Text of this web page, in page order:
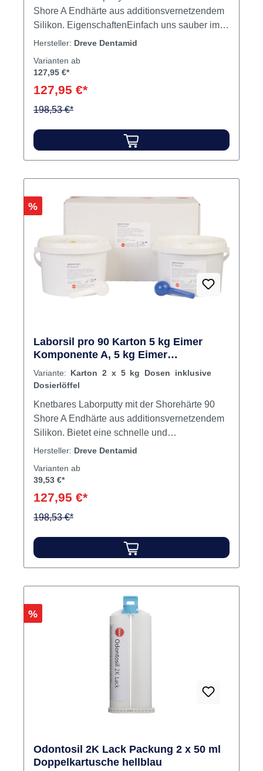
Shore A Endhärte aus additionsvernetzendem
Silikon. EigenschaftenEinfach uns sauber im
Verhältnis 1:1 anmischbarGeschmeidige,
Abformung und exakte
Einsatzgebiete: Vowälle, Einbett- und
Isoliermaterial für Kunststoffzähne beu der
Silikon
Hersteller: Dreve Dentamid
Varianten ab
127,95 €*
127,95 €*
198,53 €*
Rabatt
%
Laborsil pro 90 Karton 5 kg Eimer
Komponente A, 5 kg Eimer
Komponente B
Variante: Karton 2 x 5 kg Dosen inklusive
Dosierlöffel
Knetbares Laborputty mit der Shorehärte 90
Shore A Endhärte aus additionsvernetzendem
Silikon. Bietet eine schnelle und
bruchresistente Alternative zur Verwendung
Verhältnis 1:1 anmischbarGeschmeidige,
Abformung und exakte
DetailwiedergabeKochfest bis > 200 °C
Isoliermaterial für Kunststoffzähne beu der
Kürvettentechnik, Kontrollschlüssel,
Erweiterungen. Inhalt Komponente A & B
Hersteller: Dreve Dentamid
Varianten ab
39,53 €*
127,95 €*
198,53 €*
Rabatt
%
Odontosil 2K Lack Packung 2 x 50 ml
Doppelkartusche hellblau